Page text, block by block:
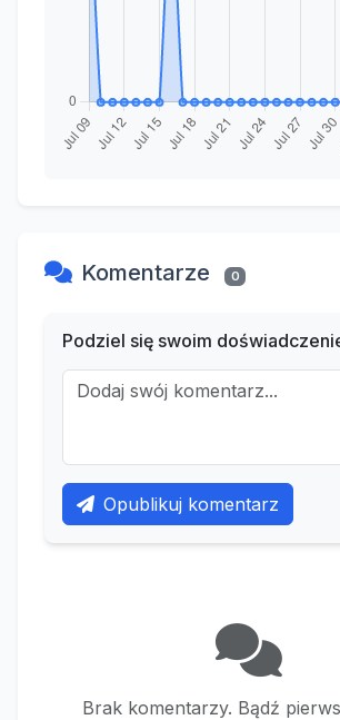
Komentarze 0
Podziel się swoim
Opublikuj komentarz
Brak komentarzy. Bądź